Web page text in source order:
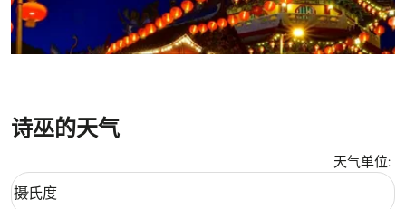
诗巫的天气
天气单位:
Weather unit option 摄氏度 Selected
摄氏度
keyboard_arrow_down